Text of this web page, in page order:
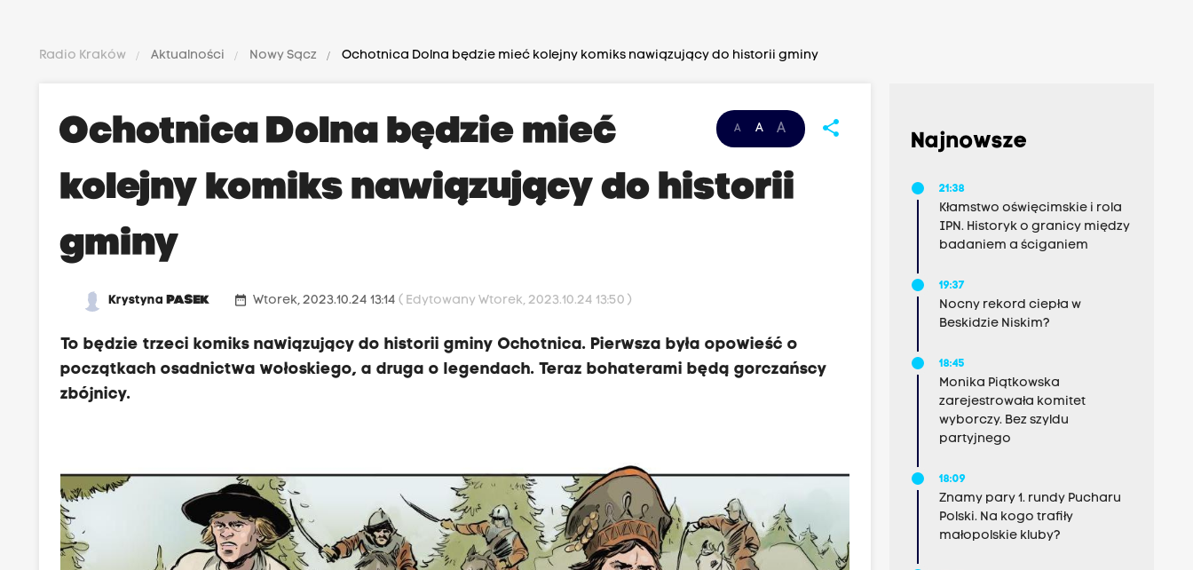
Radio Kraków Aktualności Nowy Sącz Ochotnica Dolna będzie mieć kolejny komiks nawiązujący do historii gminy
A A A share
Ochotnica Dolna będzie mieć
kolejny komiks nawiązujący do historii
gminy
KrystynaPASEK date_range Wtorek, 2023.10.24 13:14( Edytowany Wtorek, 2023.10.24 13:50 )
To będzie trzeci komiks nawiązujący do historii gminy Ochotnica. Pierwsza była opowieść o
początkach osadnictwa wołoskiego, a druga o legendach. Teraz bohaterami będą gorczańscy
zbójnicy.
Najnowsze
21:38
Kłamstwo oświęcimskie i rola
IPN. Historyk o granicy między
badaniem a ściganiem
19:37
Nocny rekord ciepła w
Beskidzie Niskim?
18:45
Monika Piątkowska
zarejestrowała komitet
wyborczy. Bez szyldu
partyjnego
18:09
Znamy pary 1. rundy Pucharu
Polski. Na kogo trafiły
małopolskie kluby?